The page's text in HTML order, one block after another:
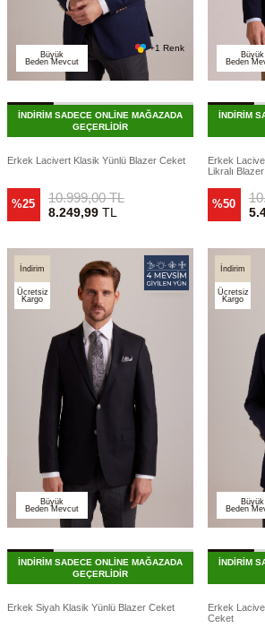
Büyük
Beden Mevcut
+1 Renk
İNDİRİM SADECE ONLİNE MAĞAZADA
GEÇERLİDİR
Erkek Lacivert Klasik Yünlü Blazer Ceket
%25 10.999,00TL
8.249,99TL
Büyük
Beden
İNDİRİM
Erkek
Likralı
%50
İndirim
Ücretsiz
Kargo
Büyük
Beden Mevcut
İNDİRİM SADECE ONLİNE MAĞAZADA
GEÇERLİDİR
Erkek Siyah Klasik Yünlü Blazer Ceket
İndirim
Ücretsiz
Kargo
Büyük
Beden
İNDİRİM
Erkek
Ceket